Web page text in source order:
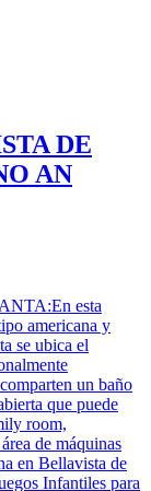
DE
AN
esta
americana y
se ubica el
un baño
que puede
room,
de máquinas
en Bellavista de
Infantiles para